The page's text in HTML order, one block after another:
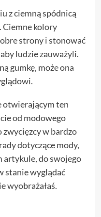
z ciemną spódnicą
Ciemne kolory
strony i stonować
ludzie zauważyli.
gumkę, może ona
otwierającym ten
od modowego
w bardzo
dotyczące mody,
artykule, do swojego
stanie wyglądać
wyobrażałaś.